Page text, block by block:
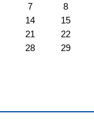
7
8
14
15
21
22
28
29